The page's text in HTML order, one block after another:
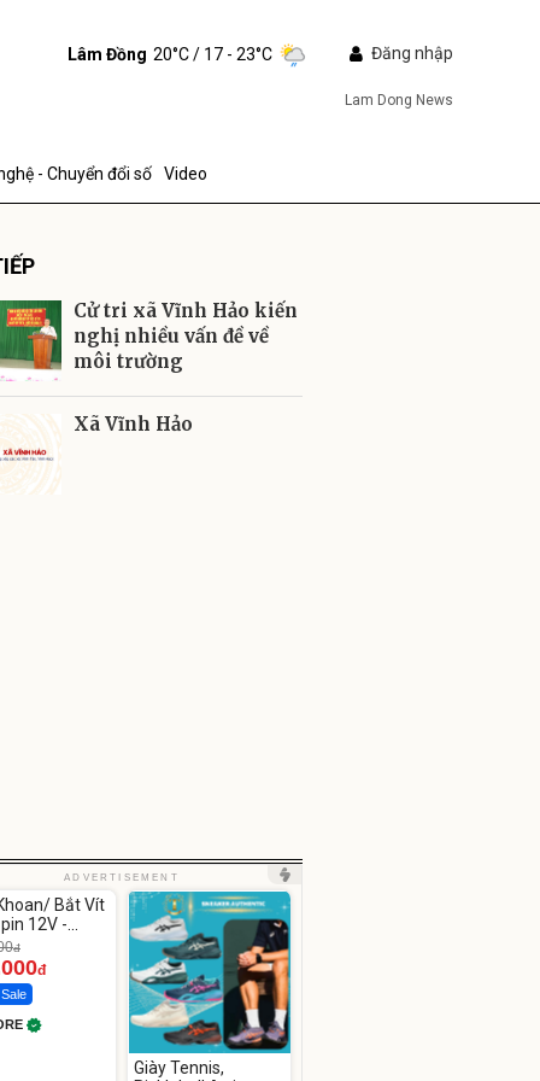
Lâm Đồng 20°C/ 17 - 23°C Đăng nhập
Lam Dong News
- Chuyển đổi số Video
Cử tri xã Vĩnh Hảo kiến
nghị nhiều vấn đề về
môi trường
Xã Vĩnh Hảo
ADVERTISEMENT
Bắt Vít
12V -
đ
đ
Giày Tennis,